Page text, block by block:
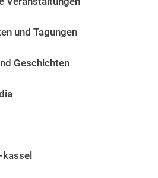
und Tagungen
Geschichten